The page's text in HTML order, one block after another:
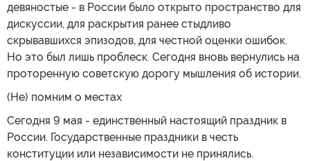
девяностые - в России было открыто пространство для
дискуссии, для раскрытия ранее стыдливо
скрывавшихся эпизодов, для честной оценки ошибок.
Но это был лишь проблеск. Сегодня вновь вернулись на
проторенную советскую дорогу мышления об истории.
(Не) помним о местах
Сегодня 9 мая - единственный настоящий праздник в
России. Государственные праздники в честь
конституции или независимости не принялись.